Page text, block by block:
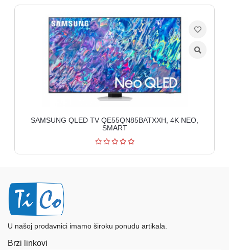
SAMSUNG QLED TV QE55QN85BATXXH, 4K NEO,
SMART
U našoj prodavnici imamo široku ponudu artikala.
Brzi linkovi